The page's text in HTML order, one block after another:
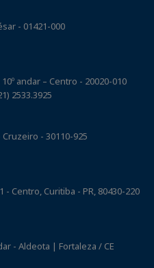
- 01421-000
andar – Centro - 20020-010
2533.3925
Cruzeiro - 30110-925
Centro, Curitiba - PR, 80430-220
- Aldeota | Fortaleza / CE